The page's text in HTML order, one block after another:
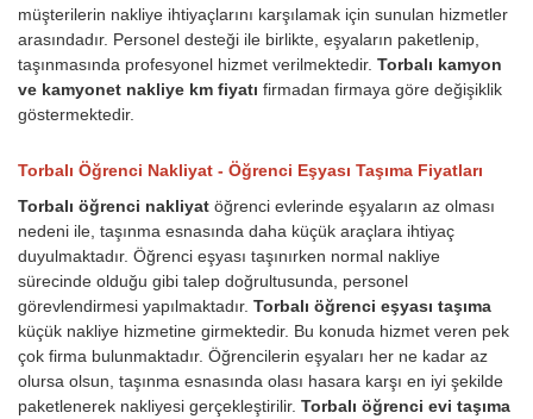
müşterilerin nakliye ihtiyaçlarını karşılamak için sunulan hizmetler
arasındadır. Personel desteği ile birlikte, eşyaların paketlenip,
taşınmasında profesyonel hizmet verilmektedir. Torbalı kamyon
ve kamyonet nakliye km fiyatı firmadan firmaya göre değişiklik
göstermektedir.
Torbalı Öğrenci Nakliyat - Öğrenci Eşyası Taşıma Fiyatları
Torbalı öğrenci nakliyat öğrenci evlerinde eşyaların az olması
nedeni ile, taşınma esnasında daha küçük araçlara ihtiyaç
duyulmaktadır. Öğrenci eşyası taşınırken normal nakliye
sürecinde olduğu gibi talep doğrultusunda, personel
görevlendirmesi yapılmaktadır. Torbalı öğrenci eşyası taşıma
küçük nakliye hizmetine girmektedir. Bu konuda hizmet veren pek
çok firma bulunmaktadır. Öğrencilerin eşyaları her ne kadar az
olursa olsun, taşınma esnasında olası hasara karşı en iyi şekilde
paketlenerek nakliyesi gerçekleştirilir. Torbalı öğrenci evi taşıma